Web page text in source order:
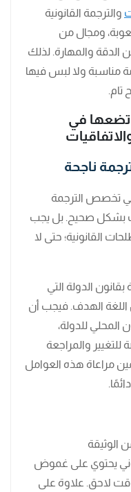
والترجمة القانونية
ومجال من
الدقة والمهارة. لذلك
مناسبة ولا لبس فيها
تام.
تضعها في
ناجحة
تخصص الترجمة
بشكل صحيح. بل يجب
القانونية؛ حتى لا
بقانون الدولة التي
اللغة الهدف. فيجب أن
المحلي للدولة،
للتغيير والمراجعة
مراعاة هذه العوامل
الوثيقة
يحتوي على غموض
لاحق. علاوة على